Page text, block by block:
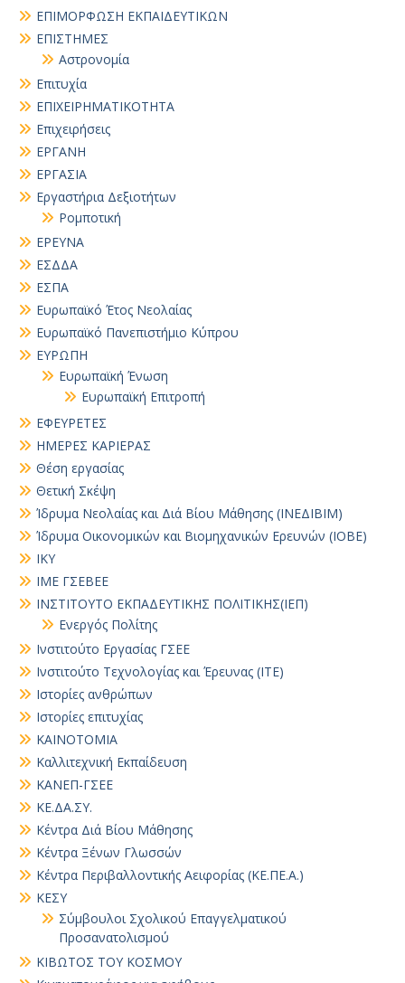
ΕΠΙΜΟΡΦΩΣΗ ΕΚΠΑΙΔΕΥΤΙΚΩΝ
ΕΠΙΣΤΗΜΕΣ
Αστρονομία
Επιτυχία
ΕΠΙΧΕΙΡΗΜΑΤΙΚΟΤΗΤΑ
Επιχειρήσεις
ΕΡΓΑΝΗ
ΕΡΓΑΣΙΑ
Εργαστήρια Δεξιοτήτων
Ρομποτική
ΕΡΕΥΝΑ
ΕΣΔΔΑ
ΕΣΠΑ
Ευρωπαϊκό Έτος Νεολαίας
Ευρωπαϊκό Πανεπιστήμιο Κύπρου
ΕΥΡΩΠΗ
Ευρωπαϊκή Ένωση
Ευρωπαϊκή Επιτροπή
ΕΦΕΥΡΕΤΕΣ
ΗΜΕΡΕΣ ΚΑΡΙΕΡΑΣ
Θέση εργασίας
Θετική Σκέψη
Ίδρυμα Νεολαίας και Διά Βίου Μάθησης (ΙΝΕΔΙΒΙΜ)
Ίδρυμα Οικονομικών και Βιομηχανικών Ερευνών (ΙΟΒΕ)
ΙΚΥ
ΙΜΕ ΓΣΕΒΕΕ
ΙΝΣΤΙΤΟΥΤΟ ΕΚΠΑΔΕΥΤΙΚΗΣ ΠΟΛΙΤΙΚΗΣ(ΙΕΠ)
Ενεργός Πολίτης
Ινστιτούτο Εργασίας ΓΣΕΕ
Ινστιτούτο Τεχνολογίας και Έρευνας (ΙΤΕ)
Ιστορίες ανθρώπων
Ιστορίες επιτυχίας
ΚΑΙΝΟΤΟΜΙΑ
Καλλιτεχνική Εκπαίδευση
ΚΑΝΕΠ-ΓΣΕΕ
ΚΕ.ΔΑ.ΣΥ.
Κέντρα Διά Βίου Μάθησης
Κέντρα Ξένων Γλωσσών
Κέντρα Περιβαλλοντικής Αειφορίας (ΚΕ.ΠΕ.Α.)
ΚΕΣΥ
Σύμβουλοι Σχολικού Επαγγελματικού
Προσανατολισμού
ΚΙΒΩΤΟΣ ΤΟΥ ΚΟΣΜΟΥ